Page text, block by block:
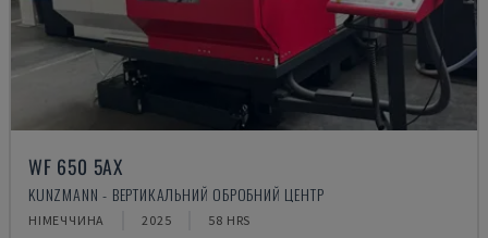
WF 650 5AX
KUNZMANN - ВЕРТИКАЛЬНИЙ ОБРОБНИЙ ЦЕНТР
НІМЕЧЧИНА 2025 58 HRS